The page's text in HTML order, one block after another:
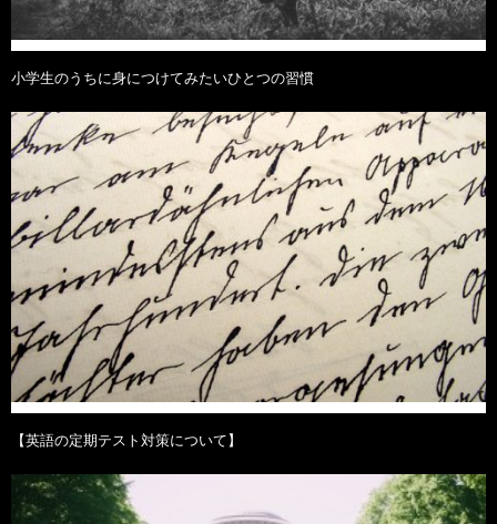
小学生のうちに身につけてみたいひとつの習慣
【英語の定期テスト対策について】